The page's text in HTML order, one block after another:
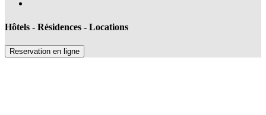
Hôtels - Résidences - Locations
Reservation en ligne